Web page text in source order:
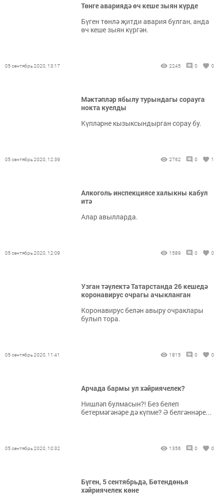
Төнге авариядә өч кеше зыян күрде
Бүген төнлә җитди авария булган, анда
өч кеше зыян күргән.
05 сентябрь 2020, 13:17 2245 0 0
Мәктәпләр ябылу турындагы сорауга
нокта куелды
Күпләрне кызыксындырган сорау бу.
05 сентябрь 2020, 12:39 2762 0 1
Алкоголь инспекциясе халыкны кабул
итә
Алар авылларда.
05 сентябрь 2020, 12:09 1589 0 0
Узган тәүлектә Татарстанда 26 кешедә
коронавирус очрагы ачыкланган
Коронавирус белән авыру очраклары
булып тора.
05 сентябрь 2020, 11:41 1815 0 0
Арчада бармы ул хәйриячелек?
Нишләп булмасын?! Без белеп
бетермәгәнәре дә күпме? Ә белгәннәре...
05 сентябрь 2020, 10:32 1356 0 0
Бүген, 5 сентябрьдә, Бөтендөнья
хәйриячелек көне